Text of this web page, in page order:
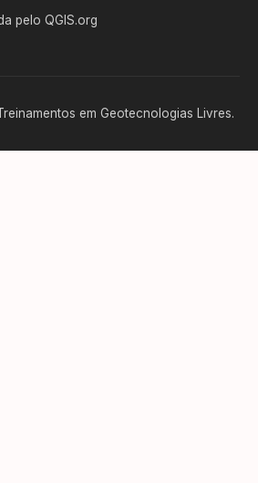
pelo QGIS.org
em Geotecnologias Livres.